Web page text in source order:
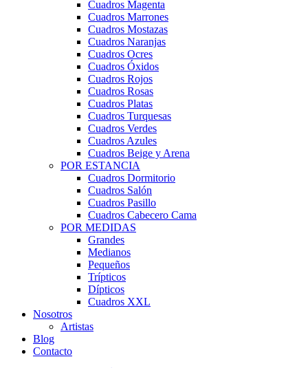
Cuadros Magenta
Cuadros Marrones
Cuadros Mostazas
Cuadros Naranjas
Cuadros Ocres
Cuadros Óxidos
Cuadros Rojos
Cuadros Rosas
Cuadros Platas
Cuadros Turquesas
Cuadros Verdes
Cuadros Azules
Cuadros Beige y Arena
POR ESTANCIA
Cuadros Dormitorio
Cuadros Salón
Cuadros Pasillo
Cuadros Cabecero Cama
POR MEDIDAS
Grandes
Medianos
Pequeños
Trípticos
Dípticos
Cuadros XXL
Nosotros
Artistas
Blog
Contacto